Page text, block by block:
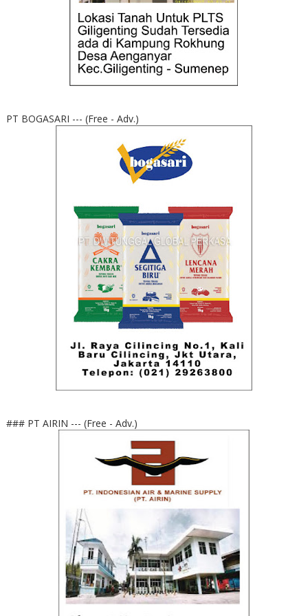
PT BOGASARI --- (Free - Adv.)
### PT AIRIN --- (Free - Adv.)